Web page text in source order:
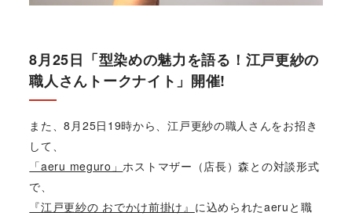
8月25日「型染めの魅力を語る！江戸更紗の
職人さんトークナイト」開催!
また、8月25日19時から、江戸更紗の職人さんをお招き
して、
「aeru meguro」ホストマザー（店長）森との対談形式
で、
『江戸更紗の おでかけ前掛け』 に込められたaeruと職